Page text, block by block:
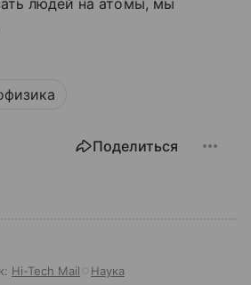
людей на атомы, мы
Поделиться
Hi-Tech Mail Наука